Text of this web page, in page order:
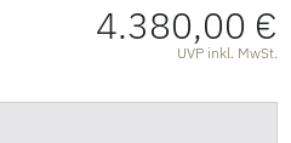
4.380,00 €
UVP inkl. MwSt.